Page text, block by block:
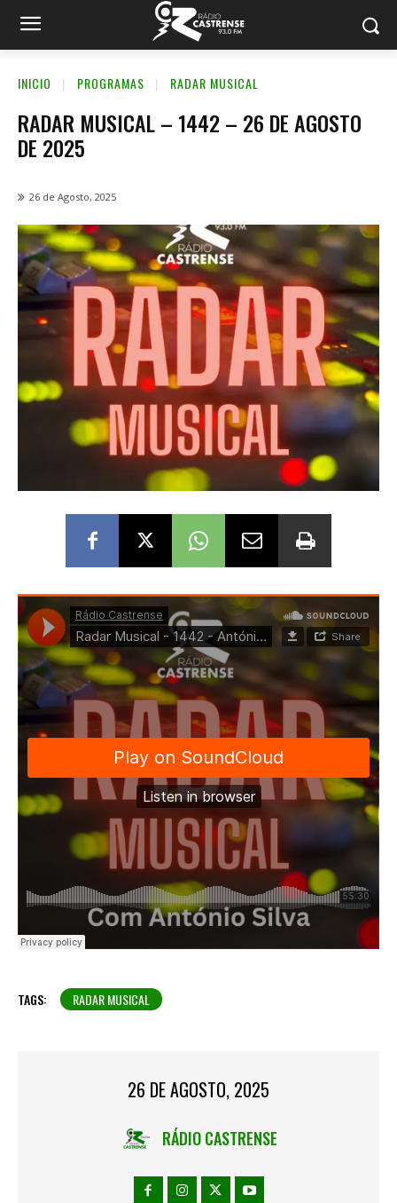
INICIO PROGRAMAS RADAR MUSICAL
RADAR MUSICAL – 1442 – 26 DE AGOSTO
DE 2025
26 de Agosto, 2025
TAGS: RADAR MUSICAL
26 DE AGOSTO, 2025
RÁDIO CASTRENSE